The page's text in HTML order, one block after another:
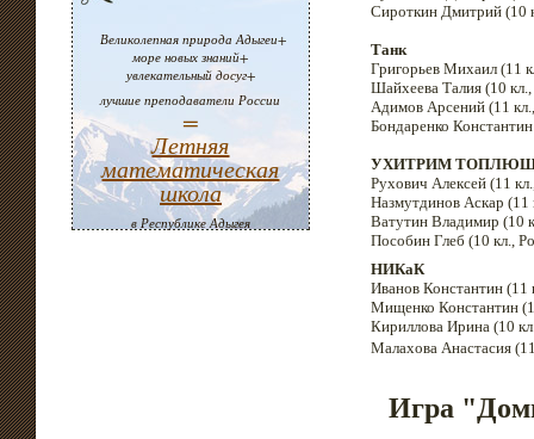
Великолепная природа Адыгеи+
море новых знаний+
увлекательный досуг+
лучшие преподаватели России
=
Летняя
математическая
школа
в Республике Адыгея
Сироткин Дмитрий (10
Танк
Григорьев Михаил (11
Шайхеева Талия (10 кл.,
Адимов Арсений (11
Бондаренко
УХИТРИМ
Рухович Алексей (11
Назмутдинов Аскар
Ватутин Владимир (10
Пособин Глеб (10 кл.,
НИКаК
Иванов Константин (11
Мищенко Константин
Кириллова Ирина (10
Малахова Анастасия
Игра